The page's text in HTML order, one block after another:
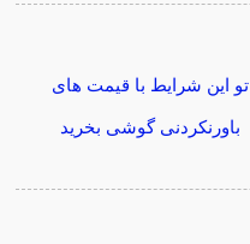
تو این شرایط با قیمت های
باورنکردنی گوشی بخرید